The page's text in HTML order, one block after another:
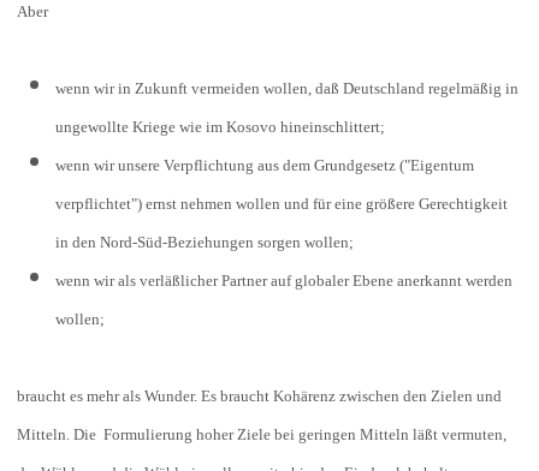
Aber
wenn wir in Zukunft vermeiden wollen, daß Deutschland regelmäßig in
ungewollte Kriege wie im Kosovo hineinschlittert;
wenn wir unsere Verpflichtung aus dem Grundgesetz ("Eigentum
verpflichtet") ernst nehmen wollen und für eine größere Gerechtigkeit
in den Nord-Süd-Beziehungen sorgen wollen;
wenn wir als verläßlicher Partner auf globaler Ebene anerkannt werden
wollen;
braucht es mehr als Wunder. Es braucht Kohärenz zwischen den Zielen und
Mitteln. Die Formulierung hoher Ziele bei geringen Mitteln läßt vermuten,